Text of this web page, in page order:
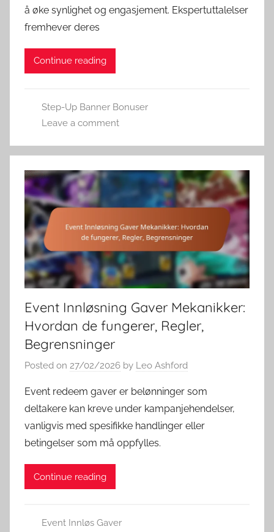
å øke synlighet og engasjement. Ekspertuttalelser
fremhever deres
Continue reading
Step-Up Banner Bonuser
Leave a comment
Event Innløsning Gaver Mekanikker:
Hvordan de fungerer, Regler,
Begrensninger
Posted on 27/02/2026 by Leo Ashford
Event redeem gaver er belønninger som
deltakere kan kreve under kampanjehendelser,
vanligvis med spesifikke handlinger eller
betingelser som må oppfylles.
Continue reading
Event Innløs Gaver